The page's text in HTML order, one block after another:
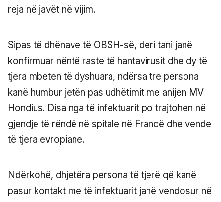
reja në javët në vijim.
Sipas të dhënave të OBSH-së, deri tani janë
konfirmuar nëntë raste të hantavirusit dhe dy të
tjera mbeten të dyshuara, ndërsa tre persona
kanë humbur jetën pas udhëtimit me anijen MV
Hondius. Disa nga të infektuarit po trajtohen në
gjendje të rëndë në spitale në Francë dhe vende
të tjera evropiane.
Ndërkohë, dhjetëra persona të tjerë që kanë
pasur kontakt me të infektuarit janë vendosur në